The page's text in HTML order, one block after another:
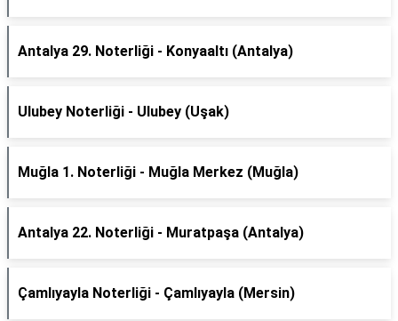
Antalya 29. Noterliği - Konyaaltı (Antalya)
Ulubey Noterliği - Ulubey (Uşak)
Muğla 1. Noterliği - Muğla Merkez (Muğla)
Antalya 22. Noterliği - Muratpaşa (Antalya)
Çamlıyayla Noterliği - Çamlıyayla (Mersin)